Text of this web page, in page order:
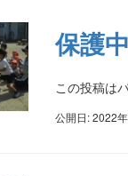
保護
この投稿は
公開日: 2022